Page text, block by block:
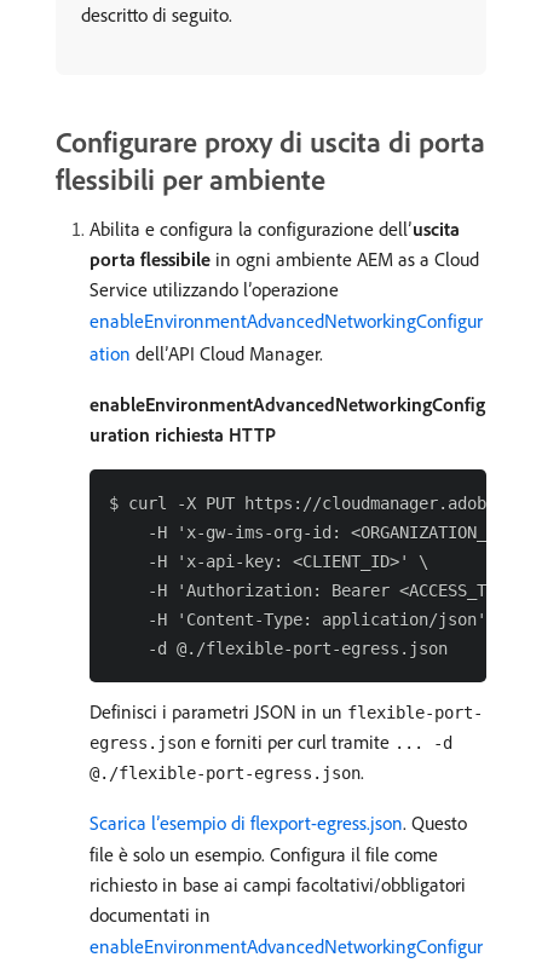
descritto di seguito.
Configurare proxy di uscita di porta
flessibili per ambiente
Abilita e configura la configurazione dell’uscita
porta flessibile in ogni ambiente AEM as a Cloud
Service utilizzando l’operazione
enableEnvironmentAdvancedNetworkingConfigur
ation dell’API Cloud Manager.
enableEnvironmentAdvancedNetworkingConfig
uration richiesta HTTP
$ curl -X PUT https://cloudmanager.adobe.io/
-H 'x-gw-ims-org-id: <ORGANIZATION_ID>'
    -H 'x-api-key: <CLIENT_ID>' \
-H 'Authorization: Bearer
    -H 'Content-Type: application/json' \
Definisci i parametri JSON in un flexible-port-
egress.json e forniti per curl tramite ... -d
@./flexible-port-egress.json.
Scarica l’esempio di flexport-egress.json. Questo
file è solo un esempio. Configura il file come
richiesto in base ai campi facoltativi/obbligatori
documentati in
enableEnvironmentAdvancedNetworkingConfigur